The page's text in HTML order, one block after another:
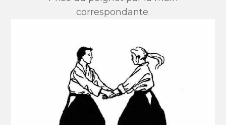
correspondante.